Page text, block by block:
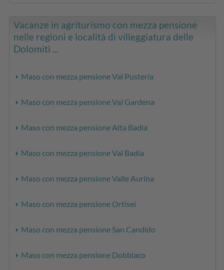
Vacanze in agriturismo con mezza pensione
nelle regioni e località di villeggiatura delle
Dolomiti ...
Maso con mezza pensione Val Pusteria
Maso con mezza pensione Val Gardena
Maso con mezza pensione Alta Badia
Maso con mezza pensione Val Badia
Maso con mezza pensione Valle Aurina
Maso con mezza pensione Ortisei
Maso con mezza pensione San Candido
Maso con mezza pensione Dobbiaco